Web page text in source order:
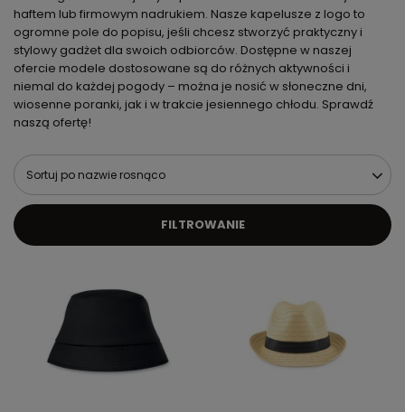
haftem lub firmowym nadrukiem. Nasze kapelusze z logo to
ogromne pole do popisu, jeśli chcesz stworzyć praktyczny i
stylowy gadżet dla swoich odbiorców. Dostępne w naszej
ofercie modele dostosowane są do różnych aktywności i
niemal do każdej pogody – można je nosić w słoneczne dni,
wiosenne poranki, jak i w trakcie jesiennego chłodu. Sprawdź
naszą ofertę!
Sortuj po nazwie rosnąco
FILTROWANIE